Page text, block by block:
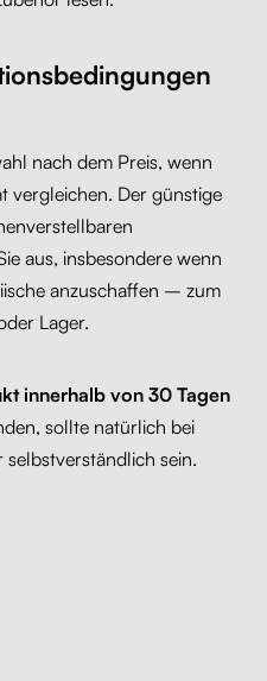
nach dem Preis, wenn
vergleichen. Der günstige
aus, insbesondere wenn
anzuschaffen – zum
Lager.
innerhalb von 30 Tagen
sollte natürlich bei
sein.